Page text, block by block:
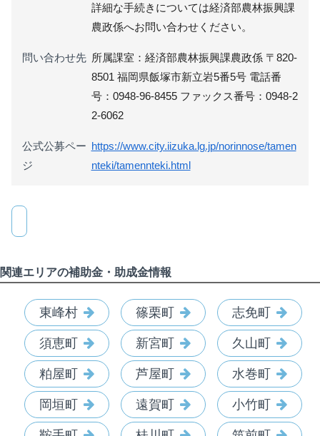
詳細な手続きについては経済部農林振興課
農政係へお問い合わせください。
問い合わせ先 所属課室：経済部農林振興課農政係 〒820-
8501 福岡県飯塚市新立岩5番5号 電話番
号：0948-96-8455 ファックス番号：0948-2
2-6062
公式公募ペー
ジ
https://www.city.iizuka.lg.jp/norinnose/tamen
nteki/tamennteki.html
関連エリアの補助金・助成金情報
東峰村 篠栗町 志免町
須恵町 新宮町 久山町
粕屋町 芦屋町 水巻町
岡垣町 遠賀町 小竹町